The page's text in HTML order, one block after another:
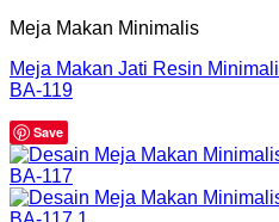
Meja Makan Minimalis
Meja Makan Jati Resin
BA-119
Save